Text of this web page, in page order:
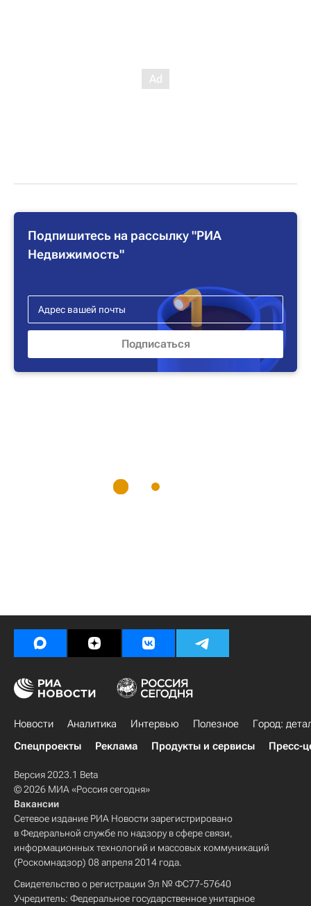
Подпишитесь на рассылку "РИА
Недвижимость"
Новости Аналитика Интервью Полезное
Город:
Спецпроекты
Реклама Продукты и сервисы Пресс-
Версия 2023.1 Beta
© 2026 МИА «Россия сегодня»
Вакансии
Сетевое издание РИА Новости зарегистрировано
в Федеральной службе по надзору в сфере связи,
информационных технологий и массовых коммуникаций
(Роскомнадзор) 08 апреля 2014 года.
Свидетельство о регистрации Эл № ФС77-57640
Учредитель: Федеральное государственное унитарное